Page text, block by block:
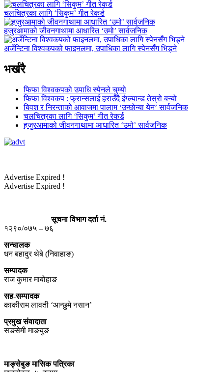
चलचित्रका लागि ‘सिकुम’ गीत रेकर्ड
हजुरआमाको जीवनगाथामा आधारित ‘उमो’ सार्वजनिक
अर्जेन्टिना विश्वकपको फाइनलमा, उपाधिका लागि स्पेनसँग भिड्ने
भर्खरै
फिफा विश्वकपको उपाधि स्पेनले चुम्यो
फिफा विश्वकप : फ्रान्सलाई हराउँदै इंग्ल्यान्ड तेस्रो बन्यो
बिवश र निरन्ताको आवाजमा पालाम ‘उन्छोन्बा येन’ सार्वजनिक
चलचित्रका लागि ‘सिकुम’ गीत रेकर्ड
हजुरआमाको जीवनगाथामा आधारित ‘उमो’ सार्वजनिक
Advertise Expired !
Advertise Expired !
सूचना विभाग दर्ता नं.
१२९०/०७५ – ७६
सन्चालक
धन बहादुर थेबे (निवाहाङ)
सम्पादक
राज कुमार माबोहाङ
सह-सम्पादक
काकीराम लावती ‘आन्छुमे नसान’
प्रमुख संवादाता
सङसेमी माङयुङ
माङ्सेबुङ मासिक पत्रिका